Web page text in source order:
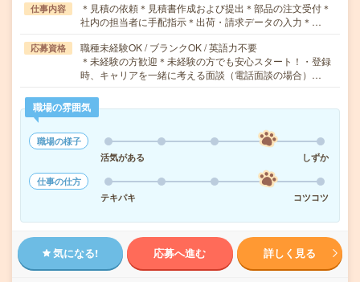
仕事内容
＊見積の依頼＊見積書作成および提出＊部品の注文受付＊
社内の担当者に手配指示＊出荷・請求データの入力＊…
応募資格
職種未経験OK / ブランクOK / 英語力不要
＊未経験の方歓迎＊未経験の方でも安心スタート！・登録
時、キャリアを一緒に考える面談（電話面談の場合）…
職場の雰囲気
職場の様子
活気がある
しずか
仕事の仕方
テキパキ
コツコツ
気になる! 応募へ進む 詳しく見る